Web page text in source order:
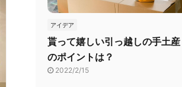
アイデア
貰って嬉しい引っ越しの手土
のポイントは？
2022/2/15